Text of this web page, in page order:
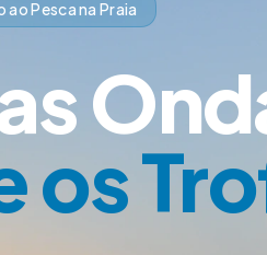
Pesca na Praia
os